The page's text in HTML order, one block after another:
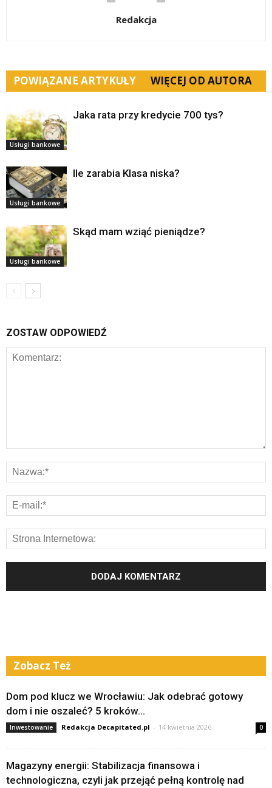
Redakcja
POWIĄZANE ARTYKUŁY WIĘCEJ OD AUTORA
Usługi bankowe
Jaka rata przy kredycie 700 tys?
Usługi bankowe
Ile zarabia Klasa niska?
Usługi bankowe
Skąd mam wziąć pieniądze?
ZOSTAW ODPOWIEDŹ
Zobacz Też
Dom pod klucz we Wrocławiu: Jak odebrać gotowy
dom i nie oszaleć? 5 kroków...
Inwestowanie Redakcja Decapitated.pl - 14 kwietnia 2026 0
Magazyny energii: Stabilizacja finansowa i
technologiczna, czyli jak przejąć pełną kontrolę nad